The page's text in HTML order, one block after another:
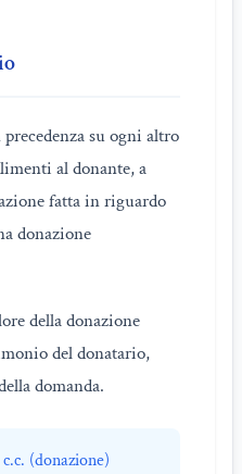
su ogni altro
al donante, a
fatta in riguardo
donazione
della donazione
del donatario,
domanda.
(donazione)